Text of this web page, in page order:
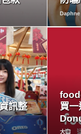
Daphne
訊整
買
大口